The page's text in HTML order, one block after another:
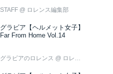
STAFF @ ロレンス編集部
グラビア【ヘルメット女子】
Far From Home Vol.14
グラビアのロレンス @ ロレンス編集部